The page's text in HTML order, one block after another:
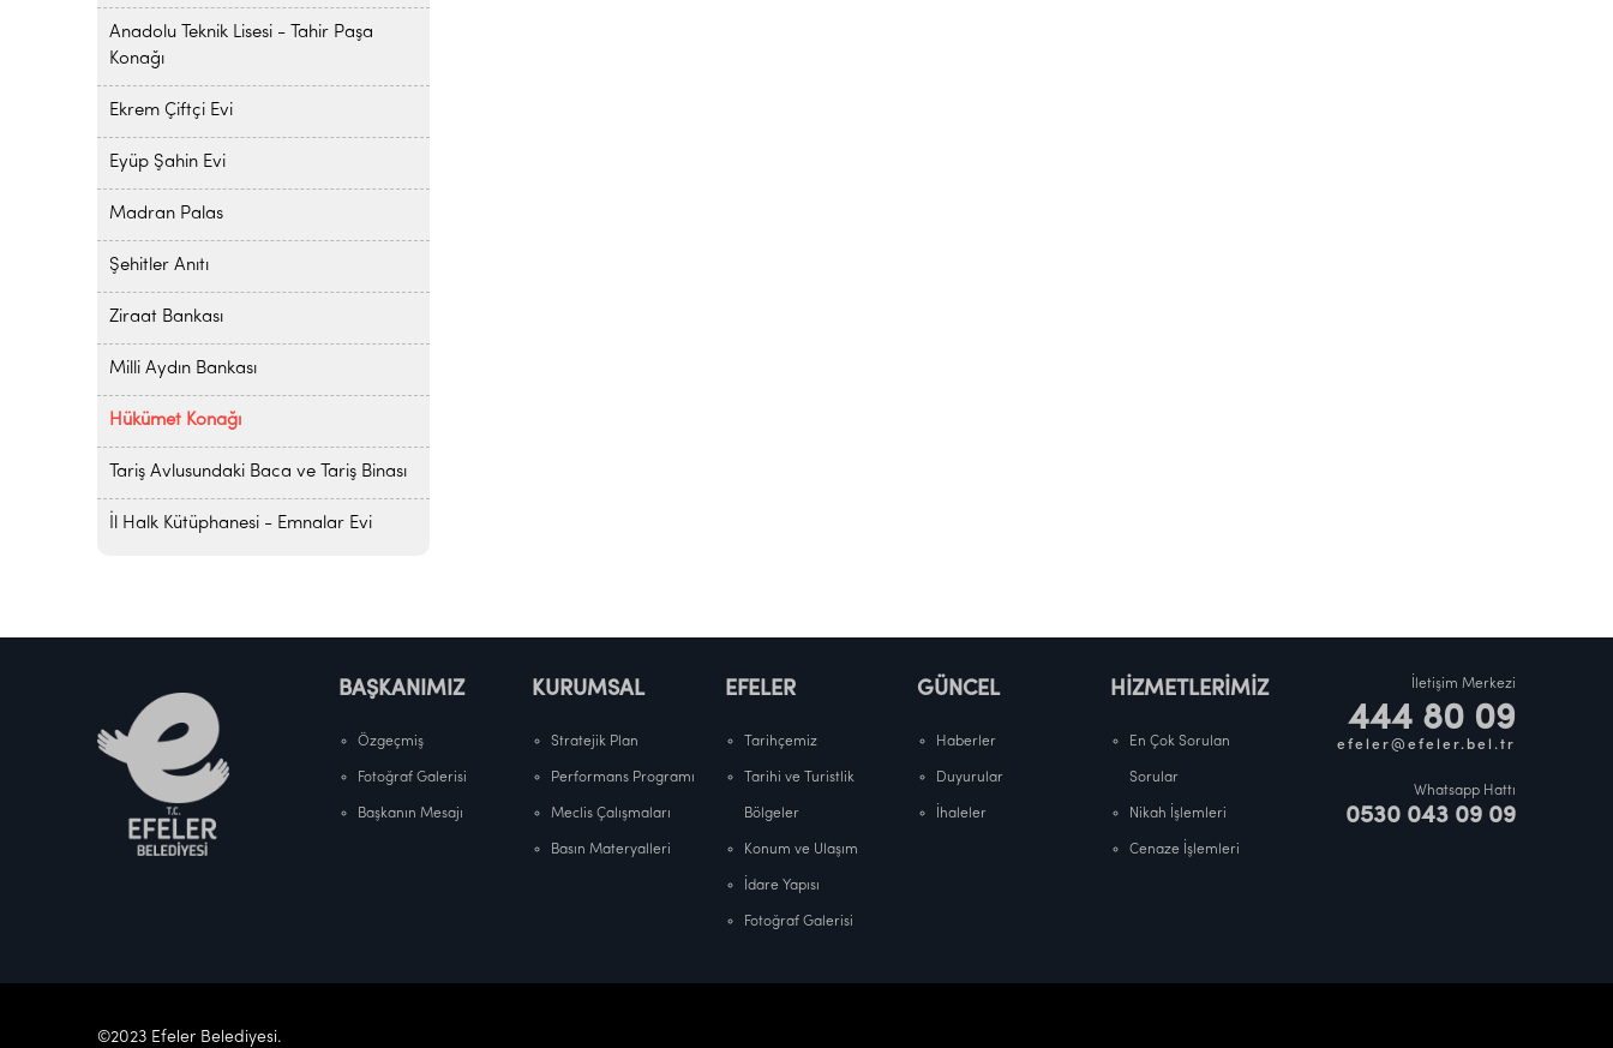
Anadolu Teknik Lisesi - Tahir Paşa
Konağı
Ekrem Çiftçi Evi
Eyüp Şahin Evi
Madran Palas
Şehitler Anıtı
Ziraat Bankası
Milli Aydın Bankası
Hükümet Konağı
Tariş Avlusundaki Baca ve Tariş Binası
İl Halk Kütüphanesi - Emnalar Evi
BAŞKANIMIZ
Özgeçmiş
Fotoğraf Galerisi
Başkanın Mesajı
KURUMSAL
Stratejik Plan
Performans Programı
Meclis Çalışmaları
Basın Materyalleri
EFELER
Tarihçemiz
Tarihi ve Turistlik
Bölgeler
Konum ve Ulaşım
İdare Yapısı
Fotoğraf Galerisi
GÜNCEL
Haberler
Duyurular
İhaleler
HİZMETLERİMİZ
En Çok Sorulan
Sorular
Nikah İşlemleri
Cenaze İşlemleri
İletişim Merkezi
444 80 09
efeler@efeler.bel.tr
Whatsapp Hattı
0530 043 09 09
©2023 Efeler Belediyesi.